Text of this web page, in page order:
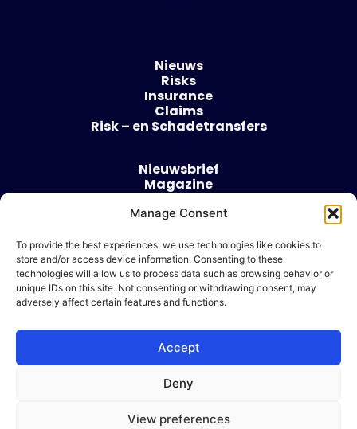
Manage Consent
To provide the best experiences, we use technologies like cookies to
store and/or access device information. Consenting to these
technologies will allow us to process data such as browsing behavior or
unique IDs on this site. Not consenting or withdrawing consent, may
adversely affect certain features and functions.
Accept
Deny
View preferences
Nieuws
Risks
Insurance
Claims
Risk – en Schadetransfers
Nieuwsbrief
Magazine
Over
Algemene voorwaarden
Cookie beleid
Ik wil adverteren
© 2026 Risk & Business